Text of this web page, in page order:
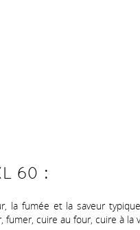
60 :
la fumée et la saveur
cuire au four, cuire à la